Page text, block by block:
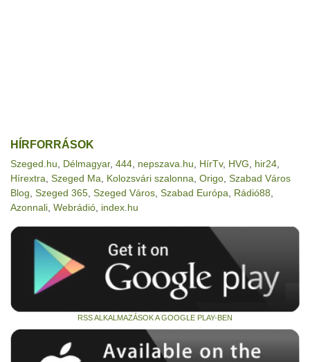
HÍRFORRÁSOK
Szeged.hu Délmagyar, 444 nepszava.hu HírTv, HVG hir24
Hírextra Szeged Ma Kolozsvári szalonna Origo Szabad Város
Blog Szeged 365 Szeged Város Szabad Európa Rádió88
Azonnali Webrádió index.hu
RSS ALKALMAZÁSOK A GOOGLE PLAY-BEN